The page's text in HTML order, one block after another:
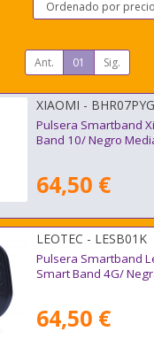
Ant. 01 Sig.
XIAOMI -
Pulsera Smartband
Band 10/ Negro
64,50 €
LEOTEC - LESB01K
Pulsera Smartband
Smart Band 4G/
64,50 €